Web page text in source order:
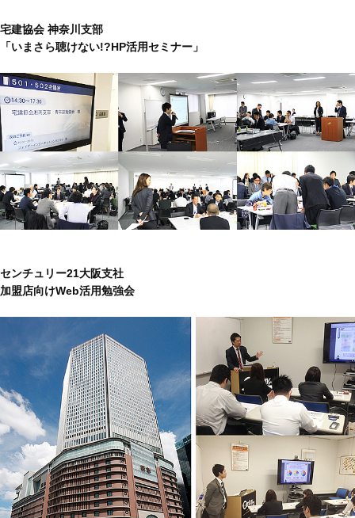
宅建協会 神奈川支部
「いまさら聴けない!?HP活用セミナー」
センチュリー21大阪支社
加盟店向けWeb活用勉強会